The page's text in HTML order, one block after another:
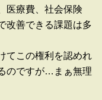
医療費、社会保険
改善できる課題は多
てこの権利を認めれ
のですが…まぁ無理